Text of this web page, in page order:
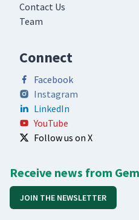
Contact Us
Team
Connect
Facebook
Instagram
LinkedIn
YouTube
Follow us on X
Receive news from
JOIN THE NEWSLETTER